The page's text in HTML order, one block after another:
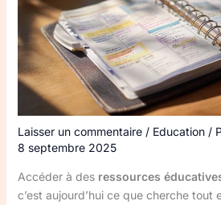
Laisser un commentaire / Education/
8 septembre 2025
Accéder à des ressources
c’est aujourd’hui ce que cherche tout